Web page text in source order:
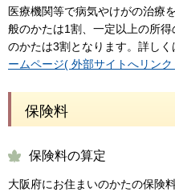
医療機関等で病気やけがの治療
般のかたは1割、一定以上の所
のかたは3割となります。詳しく
ームページ( 外部サイトへリンク
保険料
保険料の算定
大阪府にお住まいのかたの保険